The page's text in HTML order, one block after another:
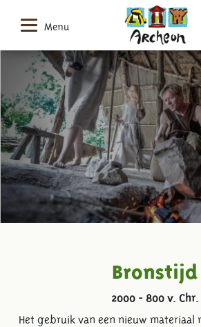
Menu
Bronstijd
2000 - 800 v. Chr.
Het gebruik van een nieuw materiaal